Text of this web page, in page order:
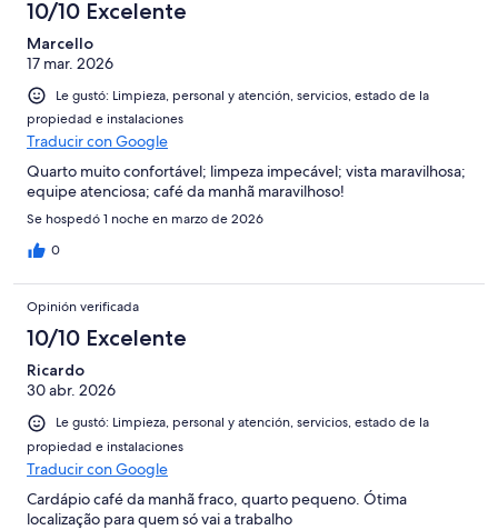
10/10 Excelente
Marcello
17 mar. 2026
Le gustó: Limpieza, personal y atención, servicios, estado de la
propiedad e instalaciones
Traducir con Google
Quarto muito confortável; limpeza impecável; vista maravilhosa;
equipe atenciosa; café da manhã maravilhoso!
Se hospedó 1 noche en marzo de 2026
0
Opinión verificada
10/10 Excelente
Ricardo
30 abr. 2026
Le gustó: Limpieza, personal y atención, servicios, estado de la
propiedad e instalaciones
Traducir con Google
Cardápio café da manhã fraco, quarto pequeno. Ótima
localização para quem só vai a trabalho